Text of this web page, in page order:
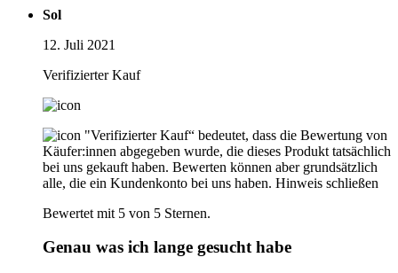
Sol
12. Juli 2021
Verifizierter Kauf
"Verifizierter Kauf“ bedeutet, dass die Bewertung von
Käufer:innen abgegeben wurde, die dieses Produkt tatsächlich
bei uns gekauft haben. Bewerten können aber grundsätzlich
alle, die ein Kundenkonto bei uns haben. Hinweis schließen
Bewertet mit 5 von 5 Sternen.
Genau was ich lange gesucht habe